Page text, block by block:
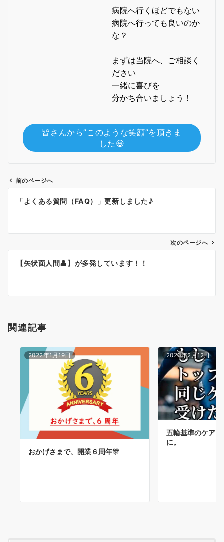
病院へ行くほどでもない
病院へ行っても良いのか
な？
まずは当院へ、ご相談く
ださい
一緒に喜びを
分かち合いましょう！
皆さんから”このような笑顔”を頂きま
した😃
ビ
ン
前のページへ
「よくある質問（FAQ）」更新しました♪
次のページへ
【矢状面人間👤】が多発しています！！
関連記事
2022年1月19日
おかげさまで、開業６周年🎊
2026年2月12日
五輪基準のケア
に。